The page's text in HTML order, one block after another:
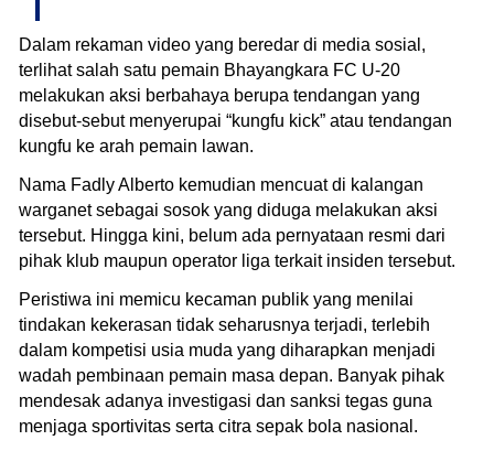
Dalam rekaman video yang beredar di media sosial,
terlihat salah satu pemain Bhayangkara FC U-20
melakukan aksi berbahaya berupa tendangan yang
disebut-sebut menyerupai “kungfu kick” atau tendangan
kungfu ke arah pemain lawan.
Nama Fadly Alberto kemudian mencuat di kalangan
warganet sebagai sosok yang diduga melakukan aksi
tersebut. Hingga kini, belum ada pernyataan resmi dari
pihak klub maupun operator liga terkait insiden tersebut.
Peristiwa ini memicu kecaman publik yang menilai
tindakan kekerasan tidak seharusnya terjadi, terlebih
dalam kompetisi usia muda yang diharapkan menjadi
wadah pembinaan pemain masa depan. Banyak pihak
mendesak adanya investigasi dan sanksi tegas guna
menjaga sportivitas serta citra sepak bola nasional.